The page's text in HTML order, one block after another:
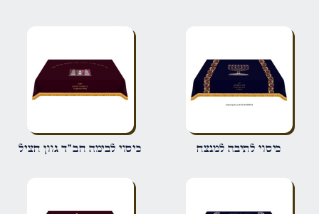
שם*
כיסוי לתיבה למנצח כיסוי לבימה חב"ד גוון חציל